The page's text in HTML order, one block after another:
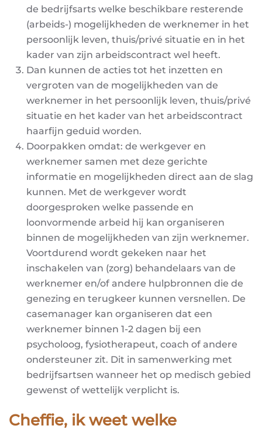
de bedrijfsarts welke beschikbare resterende
(arbeids-) mogelijkheden de werknemer in het
persoonlijk leven, thuis/privé situatie en in het
kader van zijn arbeidscontract wel heeft.
Dan kunnen de acties tot het inzetten en
vergroten van de mogelijkheden van de
werknemer in het persoonlijk leven, thuis/privé
situatie en het kader van het arbeidscontract
haarfijn geduid worden.
Doorpakken omdat: de werkgever en
werknemer samen met deze gerichte
informatie en mogelijkheden direct aan de slag
kunnen. Met de werkgever wordt
doorgesproken welke passende en
loonvormende arbeid hij kan organiseren
binnen de mogelijkheden van zijn werknemer.
Voortdurend wordt gekeken naar het
inschakelen van (zorg) behandelaars van de
werknemer en/of andere hulpbronnen die de
genezing en terugkeer kunnen versnellen. De
casemanager kan organiseren dat een
werknemer binnen 1-2 dagen bij een
psycholoog, fysiotherapeut, coach of andere
ondersteuner zit. Dit in samenwerking met
bedrijfsartsen wanneer het op medisch gebied
gewenst of wettelijk verplicht is.
Cheffie, ik weet welke